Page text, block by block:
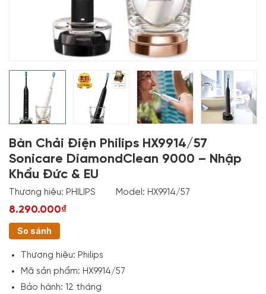
Bàn Chải Điện Philips HX9914/57
Sonicare DiamondClean 9000 – Nhập
Khẩu Đức & EU
Thương hiệu: PHILIPS Model: HX9914/57
8.290.000₫
So sánh
Thương hiệu: Philips
Mã sản phẩm: HX9914/57
Bảo hành: 12 tháng